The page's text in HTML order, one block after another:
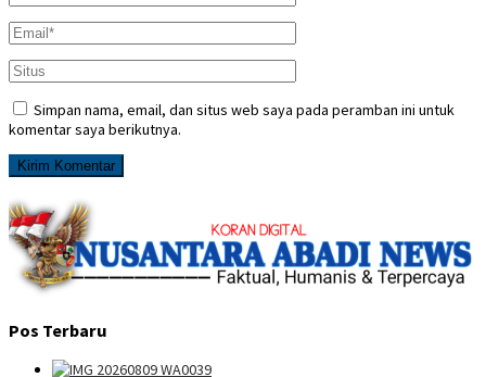
Simpan nama, email, dan situs web saya pada peramban ini untuk
komentar saya berikutnya.
Pos Terbaru